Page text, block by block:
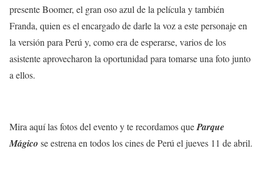
presente Boomer, el gran oso azul de la película y también
Franda, quien es el encargado de darle la voz a este personaje en
la versión para Perú y, como era de esperarse, varios de los
asistente aprovecharon la oportunidad para tomarse una foto junto
a ellos.
Mira aquí las fotos del evento y te recordamos queParque
Mágico se estrena en todos los cines de Perú el jueves 11 de abril.